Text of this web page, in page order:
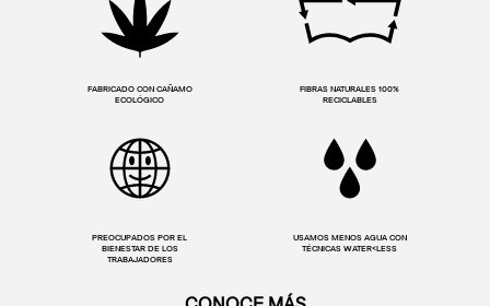
FABRICADO CON CAÑAMO
ECOLÓGICO
FIBRAS NATURALES 100%
RECICLABLES
PREOCUPADOS POR EL
BIENESTAR DE LOS
TRABAJADORES
USAMOS MENOS AGUA CON
TÉCNICAS WATER<LESS